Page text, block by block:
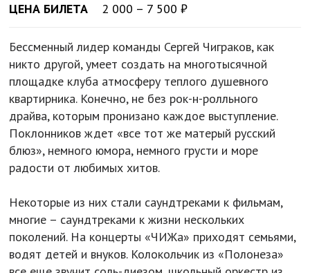
ЦЕНА БИЛЕТА 2 000 – 7 500 ₽
Бессменный лидер команды Сергей Чиграков, как
никто другой, умеет создать на многотысячной
площадке клуба атмосферу теплого душевного
квартирника. Конечно, не без рок-н-ролльного
драйва, которым пронизано каждое выступление.
Поклонников ждет «все тот же матерый русский
блюз», немного юмора, немного грусти и море
радости от любимых хитов.
Некоторые из них стали саундтреками к фильмам,
многие – саундтреками к жизни нескольких
поколений. На концерты «ЧИЖа» приходят семьями,
водят детей и внуков. Колокольчик из «Полонеза»